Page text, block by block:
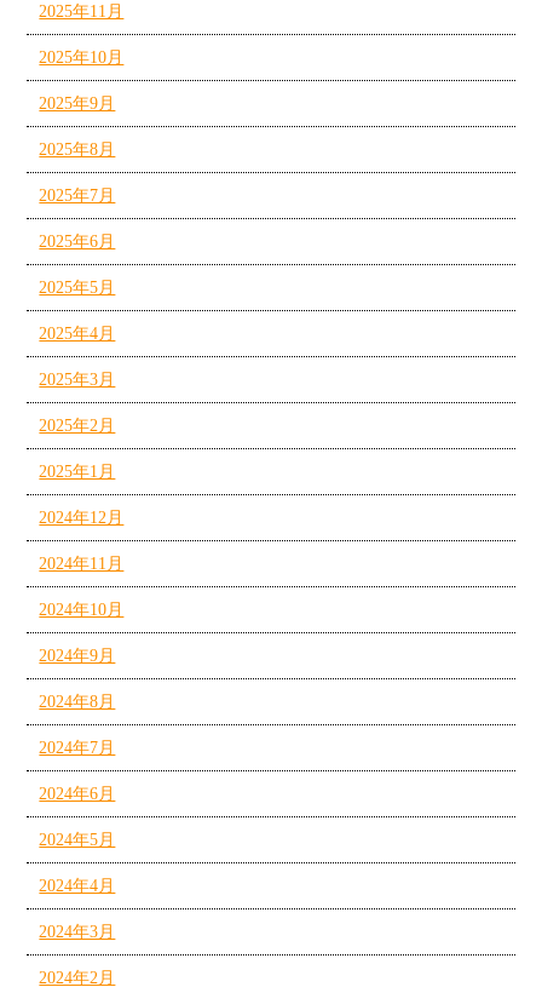
2025年11月
2025年10月
2025年9月
2025年8月
2025年7月
2025年6月
2025年5月
2025年4月
2025年3月
2025年2月
2025年1月
2024年12月
2024年11月
2024年10月
2024年9月
2024年8月
2024年7月
2024年6月
2024年5月
2024年4月
2024年3月
2024年2月